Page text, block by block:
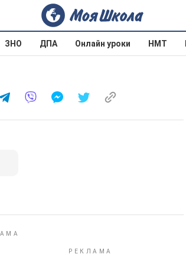
ЗНО ДПА Онлайн уроки НМТ